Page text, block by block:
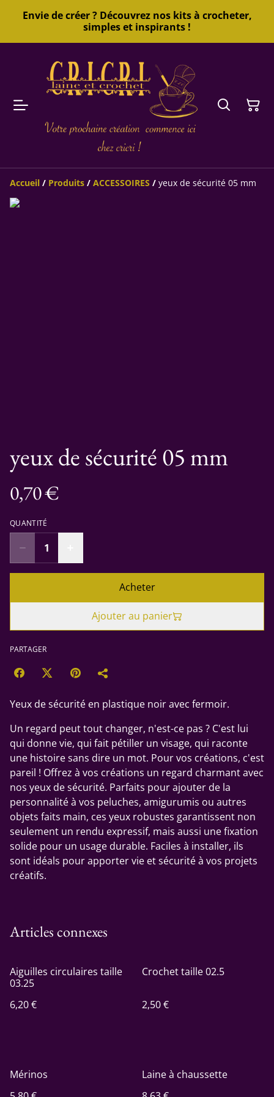
Envie de créer ? Découvrez nos kits à crocheter,
simples et inspirants !
Accueil / Produits / ACCESSOIRES / yeux de sécurité 05 mm
yeux de sécurité 05 mm
0,70 €
QUANTITÉ
Acheter
Ajouter au panier
PARTAGER
Yeux de sécurité en plastique noir avec fermoir.
Un regard peut tout changer, n'est-ce pas ? C'est lui
qui donne vie, qui fait pétiller un visage, qui raconte
une histoire sans dire un mot. Pour vos créations, c'est
pareil ! Offrez à vos créations un regard charmant avec
nos yeux de sécurité. Parfaits pour ajouter de la
personnalité à vos peluches, amigurumis ou autres
objets faits main, ces yeux robustes garantissent non
seulement un rendu expressif, mais aussi une fixation
solide pour un usage durable. Faciles à installer, ils
sont idéals pour apporter vie et sécurité à vos projets
créatifs.
Articles connexes
Aiguilles circulaires taille
03.25
6,20 €
Crochet taille 02.5
2,50 €
Mérinos
Laine à chaussette